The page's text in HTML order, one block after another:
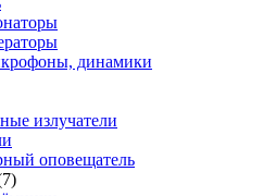
динамики
излучатели
оповещатель